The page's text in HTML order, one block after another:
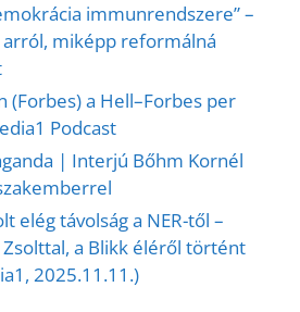
immunrendszere” –
arról, miképp reformálná
(Forbes) a Hell–Forbes per
Podcast
| Interjú Bőhm Kornél
elég távolság a NER-től –
a Blikk éléről történt
2025.11.11.)